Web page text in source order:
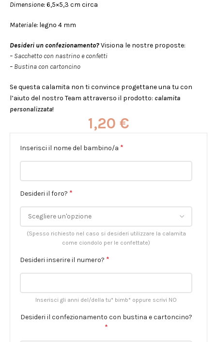
Dimensione:6,5×5,3 cm circa
Materiale: legno 4 mm
Desideri un confezionamento?Visiona le nostre proposte:
– Sacchetto con nastrino e confetti
– Bustina con cartoncino
Se questa calamita non ti convince progettane una tu con
l’aiuto del nostro Team attraverso il prodotto: calamita
personalizzata!
1,20 €
Inserisci il nome del bambino/a *
Desideri il foro? *
(Spesso richiesto nel caso si desideri utilizzare la calamita
come ciondolo per le confettate)
Desideri inserire il numero? *
Inserisci gli anni del/della tu* bimb* oppure scrivi NO
Desideri il confezionamento con bustina e cartoncino?
*